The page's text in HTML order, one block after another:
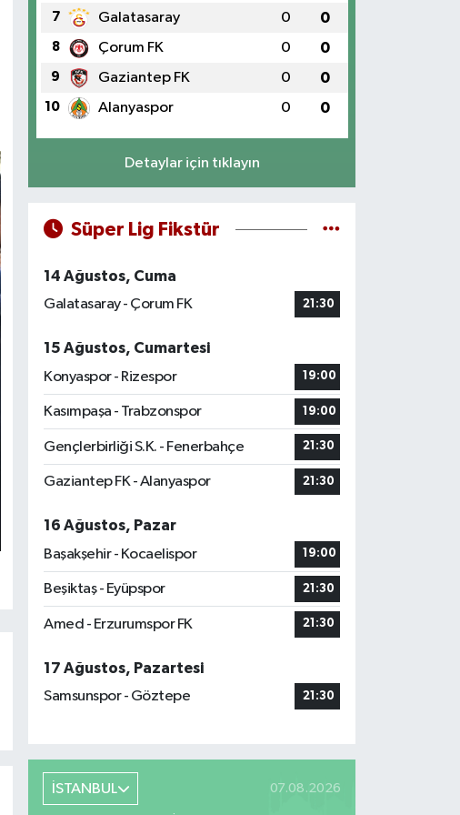
7 Galatasaray 0 0
8 Çorum FK 0 0
9 Gaziantep FK 0 0
10 Alanyaspor 0 0
Detaylar için tıklayın
Süper Lig Fikstür
14 Ağustos, Cuma
Galatasaray - Çorum FK
21:30
15 Ağustos, Cumartesi
Konyaspor - Rizespor
19:00
Kasımpaşa - Trabzonspor 19:00
Gençlerbirliği S.K. - Fenerbahçe 21:30
Gaziantep FK - Alanyaspor 21:30
16 Ağustos, Pazar
Başakşehir - Kocaelispor
19:00
Beşiktaş - Eyüpspor 21:30
Amed - Erzurumspor FK 21:30
17 Ağustos, Pazartesi
Samsunspor - Göztepe
21:30
İSTANBUL 07.08.2026